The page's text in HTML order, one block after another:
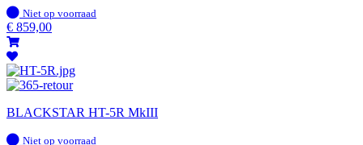
Op
voorraad
Niet op voorraad
€ 859,00
BLACKSTAR HT-5R MkIII
Op
Niet op voorraad